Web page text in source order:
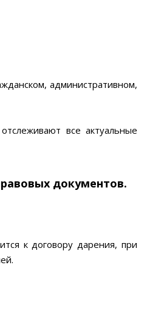
административном,
все актуальные
документов.
к договору дарения, при